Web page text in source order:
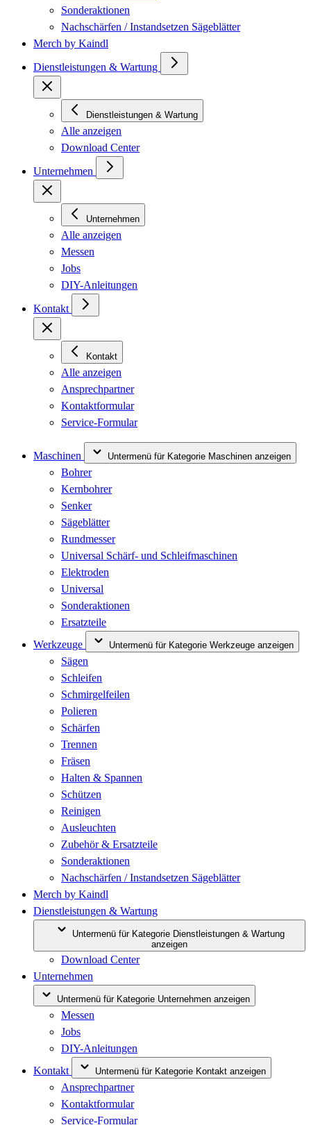
Sonderaktionen
Nachschärfen / Instandsetzen Sägeblätter
Merch by Kaindl
Dienstleistungen & Wartung
Dienstleistungen & Wartung
Alle anzeigen
Download Center
Unternehmen
Unternehmen
Alle anzeigen
Messen
Jobs
DIY-Anleitungen
Kontakt
Kontakt
Alle anzeigen
Ansprechpartner
Kontaktformular
Service-Formular
Maschinen Untermenü für Kategorie Maschinen anzeigen
Bohrer
Kernbohrer
Senker
Sägeblätter
Rundmesser
Universal Schärf- und Schleifmaschinen
Elektroden
Universal
Sonderaktionen
Ersatzteile
Werkzeuge
Untermenü für Kategorie Werkzeuge anzeigen
Sägen
Schleifen
Schmirgelfeilen
Polieren
Schärfen
Trennen
Fräsen
Halten & Spannen
Schützen
Reinigen
Ausleuchten
Zubehör & Ersatzteile
Sonderaktionen
Nachschärfen / Instandsetzen Sägeblätter
Merch by Kaindl
Dienstleistungen & Wartung
Untermenü für Kategorie Dienstleistungen & Wartung
anzeigen
Download Center
Unternehmen
Untermenü für Kategorie Unternehmen anzeigen
Messen
Jobs
DIY-Anleitungen
Kontakt
Untermenü für Kategorie Kontakt anzeigen
Ansprechpartner
Kontaktformular
Service-Formular